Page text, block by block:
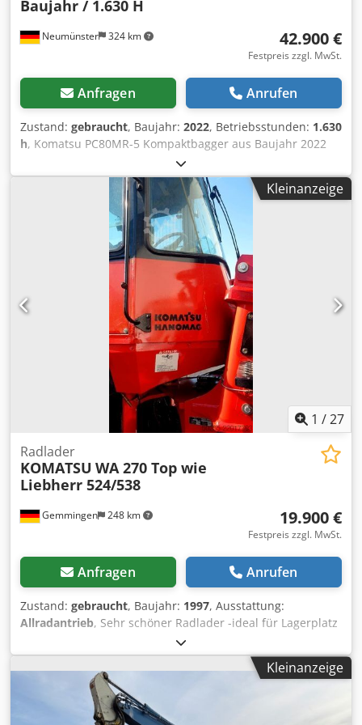
Neumünster 324 km
Baujahr / 1.630 H
42.900 €
Festpreis zzgl. MwSt.
Anfragen Anrufen
Zustand: gebraucht, Baujahr: 2022, Betriebsstunden: 1.630
h, Komatsu PC80MR-5 Kompaktbagger aus Baujahr 2022
mit nur 1.630 Betriebsstunden ! ----* Hersteller: Komatsu *
Typ: PC80MR-5 * Baujahr: 2022 * Abgelesene
Betriebsstunden: ca. 1.630 * Gute Gummipads Dcedpfx
Asyumpton Hjk * Hammerleitung * Klima - A/C *
Betriebsgewicht: ca. 8.090 KG * Leistung: 46.2 * Inkl.
Schnellwechsler und ein Tieflöffel * Weitere Fotos und
Video auf Anfrage (Whats App - Erik) * Preis: 42.900 Euro,
netto + 19% MwSt. ----Für weitere Fragen bitte anrufen: For
more question please call: Erik Kortum: Whats App Alle
Angaben ohne Gewähr und Garantie, Irrtümer und
Zwischenverkauf vorbehalten.
Kleinanzeige
1 /27
Gemmingen 248 km
Radlader
KOMATSU WA 270 Top wie
Liebherr 524/538
19.900 €
Festpreis zzgl. MwSt.
Anfragen Anrufen
Zustand: gebraucht, Baujahr: 1997, Ausstattung:
Allradantrieb, Sehr schöner Radlader -ideal für Lagerplatz
etc. Schaufel mit Zähnen ca. 2.3 Kubikmeter Gewicht ca.
12.5 Tonnen Mit Zentralschmieranlage - Innenraum und
auch außen Top! Schaufeldrehpunkt ca. 3.80 Meter
6Zylindermotor Djdoy U Sziepfx An Hock 3Gang Powershift
Schaltung Bereifung ca. 70 % gut Den Transport zu Ihnen
Kleinanzeige